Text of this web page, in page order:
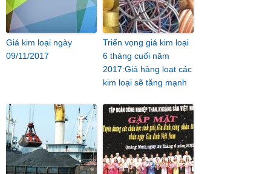
Giá kim loại ngày
09/11/2017
Triển vọng giá kim loại
6 tháng cuối năm
2017:Giá hàng loạt các
kim loại sẽ tăng mạnh